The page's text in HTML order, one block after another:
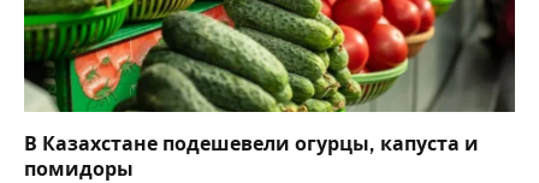
В Казахстане подешевели огурцы, капуста и
помидоры